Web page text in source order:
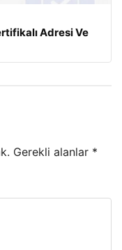
Adresi Ve
Gerekli alanlar *